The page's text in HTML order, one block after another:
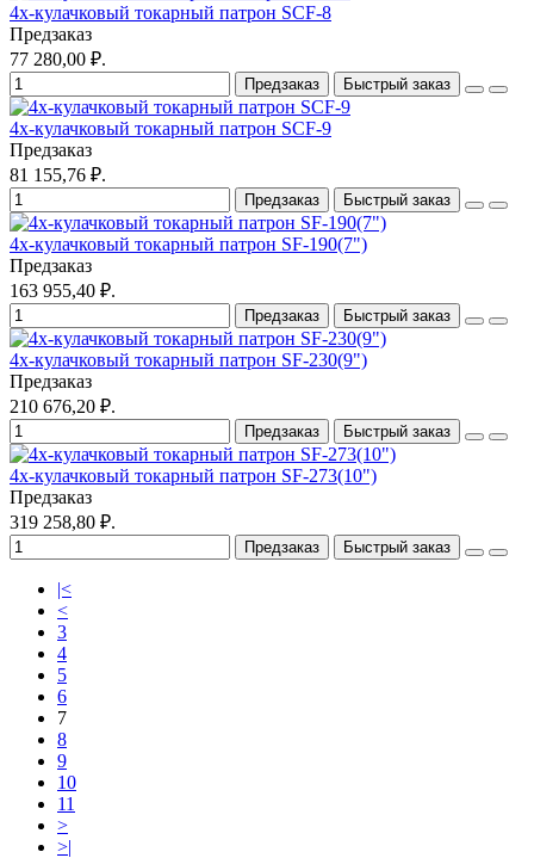
4х-кулачковый токарный патрон SCF-8
Предзаказ
77 280,00 ₽.
Предзаказ Быстрый заказ
4х-кулачковый токарный патрон SCF-9
Предзаказ
81 155,76 ₽.
Предзаказ Быстрый заказ
4х-кулачковый токарный патрон SF-190(7")
Предзаказ
163 955,40 ₽.
Предзаказ Быстрый заказ
4х-кулачковый токарный патрон SF-230(9")
Предзаказ
210 676,20 ₽.
Предзаказ Быстрый заказ
4х-кулачковый токарный патрон SF-273(10")
Предзаказ
319 258,80 ₽.
Предзаказ Быстрый заказ
|<
<
3
4
5
6
7
8
9
10
11
>
>|